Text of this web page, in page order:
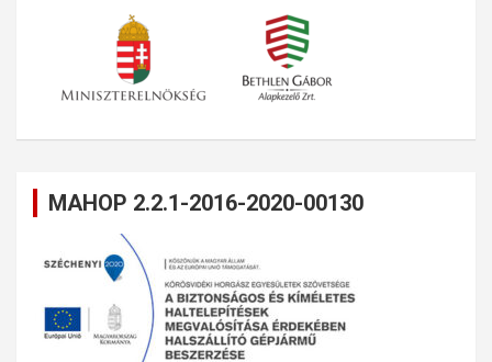
MAHOP 2.2.1-2016-2020-00130